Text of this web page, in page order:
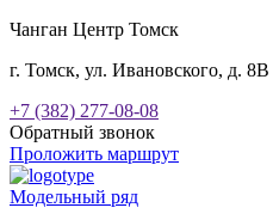
Чанган Центр Томск
г. Томск, ул. Ивановского, д. 8В
+7 (382) 277-08-08
Обратный звонок
Проложить маршрут
Модельный ряд